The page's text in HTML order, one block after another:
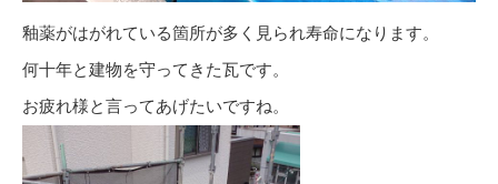
釉薬がはがれている箇所が多く見られ寿命になります。
何十年と建物を守ってきた瓦です。
お疲れ様と言ってあげたいですね。